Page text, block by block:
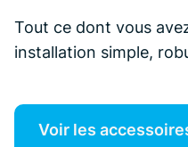
Tout ce dont vous
installation simple,
Voir les